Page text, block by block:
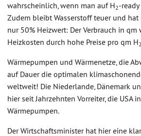
wahrscheinlich, wenn man auf H2-
Zudem bleibt Wasserstoff teuer und hat
nur 50% Heizwert: Der Verbrauch in qm
Heizkosten durch hohe Preise pro qm H2
Wärmepumpen und Wärmenetze, die
auf Dauer die optimalen
weltweit! Die Niederlande, Dänemark
hier seit Jahrzehnten Vorreiter, die USA
Wärmepumpen.
Der Wirtschaftsminister hat hier eine